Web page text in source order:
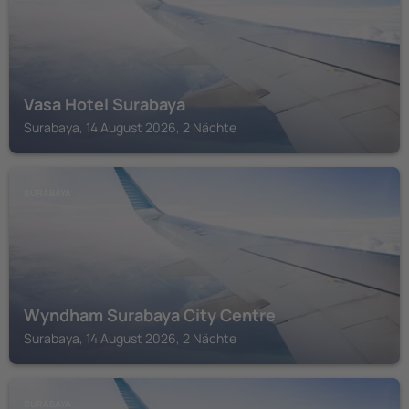
Vasa Hotel Surabaya
Surabaya, 14 August 2026, 2 Nächte
Wyndham Surabaya City Centre
Surabaya, 14 August 2026, 2 Nächte